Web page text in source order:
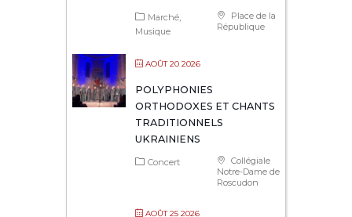
Place de la
République
Marché
Musique
AOÛT 20 2026
POLYPHONIES
ORTHODOXES ET CHANTS
TRADITIONNELS
UKRAINIENS
Collégiale
Notre-Dame de
Roscudon
Concert
AOÛT 25 2026